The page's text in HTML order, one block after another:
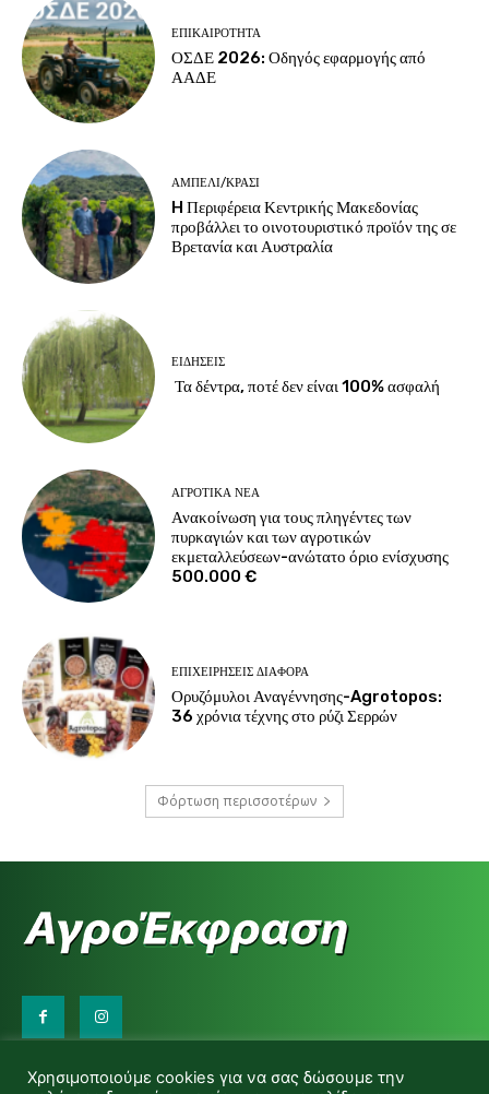
ΕΠΙΚΑΙΡΌΤΗΤΑ
ΟΣΔΕ 2026: Οδηγός εφαρμογής από
ΑΑΔΕ
ΑΜΠΈΛΙ/ΚΡΑΣΊ
H Περιφέρεια Κεντρικής Μακεδονίας
προβάλλει το οινοτουριστικό προϊόν της σε
Βρετανία και Αυστραλία
ΕΙΔΉΣΕΙΣ
Τα δέντρα, ποτέ δεν είναι 100% ασφαλή
ΑΓΡΟΤΙΚΆ ΝΈΑ
Ανακοίνωση για τους πληγέντες των
πυρκαγιών και των αγροτικών
εκμεταλλεύσεων-ανώτατο όριο ενίσχυσης
500.000 €
ΕΠΙΧΕΙΡΉΣΕΙΣ ΔΙΆΦΟΡΑ
Ορυζόμυλοι Αναγέννησης-Agrotopos:
36 χρόνια τέχνης στο ρύζι Σερρών
Φόρτωση περισσοτέρων
d.makas@yahoo.gr
Χρησιμοποιούμε cookies για να σας δώσουμε την